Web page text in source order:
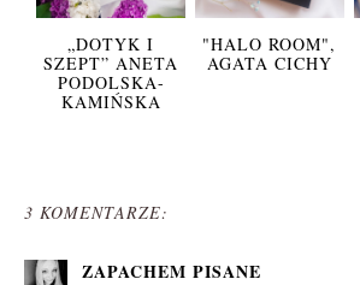
„DOTYK I
SZEPT” ANETA
PODOLSKA-
KAMIŃSKA
"HALO ROOM",
AGATA CICHY
3 KOMENTARZE:
ZAPACHEM PISANE